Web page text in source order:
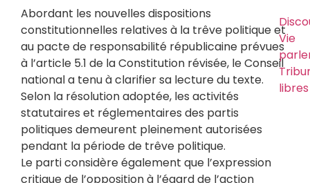
Vie
libres
Abordant les nouvelles dispositions
constitutionnelles relatives à la trêve politique et
au pacte de responsabilité républicaine prévues
à l’article 5.1 de la Constitution révisée, le Conseil
national a tenu à clarifier sa lecture du texte.
Selon la résolution adoptée, les activités
statutaires et réglementaires des partis
politiques demeurent pleinement autorisées
pendant la période de trêve politique.
Le parti considère également que l’expression
critique de l’opposition à l’égard de l’action